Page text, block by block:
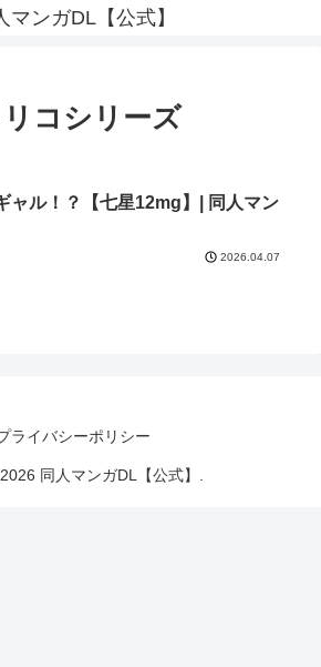
マンガDL【公式】
コシリーズ
ャル！？【七星12mg】| 同人マン
2026.04.07
ライバシーポリシー
同人マンガDL【公式】.